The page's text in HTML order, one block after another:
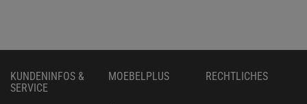
KUNDENINFOS &
SERVICE
MOEBELPLUS RECHTLICHES